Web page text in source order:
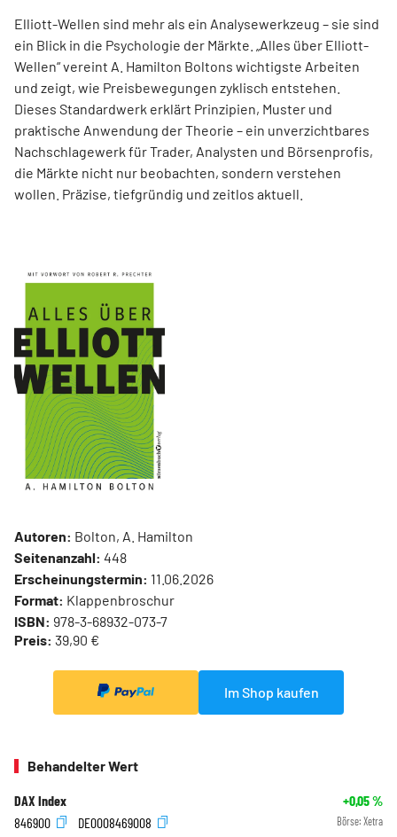
Elliott-Wellen sind mehr als ein Analysewerkzeug – sie sind
ein Blick in die Psychologie der Märkte. „Alles über Elliott-
Wellen“ vereint A. Hamilton Boltons wichtigste Arbeiten
und zeigt, wie Preisbewegungen zyklisch entstehen.
Dieses Standardwerk erklärt Prinzipien, Muster und
praktische Anwendung der Theorie – ein unverzichtbares
Nachschlagewerk für Trader, Analysten und Börsenprofis,
die Märkte nicht nur beobachten, sondern verstehen
wollen. Präzise, tiefgründig und zeitlos aktuell.
Autoren: Bolton, A. Hamilton
Seitenanzahl: 448
Erscheinungstermin: 11.06.2026
Format: Klappenbroschur
ISBN: 978-3-68932-073-7
Preis: 39,90 €
Im Shop kaufen
Behandelter Wert
DAX Index +0,05%
846900
DE0008469008 Börse: Xetra